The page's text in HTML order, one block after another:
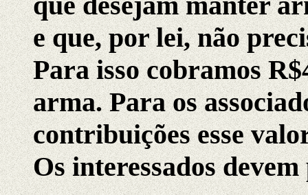
e que, por lei, não
Para isso cobramos
arma. Para os
contribuições esse
Os interessados